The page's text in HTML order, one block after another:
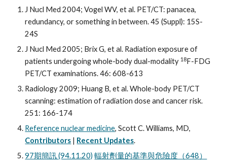
J Nucl Med 2004; Vogel WV, et al. PET/CT: panacea,
redundancy, or something in between. 45 (Suppl): 15S-
24S
J Nucl Med 2005; Brix G, et al. Radiation exposure of
patients undergoing whole-body dual-modality 18F-FDG
PET/CT examinations. 46: 608-613
Radiology 2009; Huang B, et al. Whole-body PET/CT
scanning: estimation of radiation dose and cancer risk.
251: 166-174
Reference nuclear medicine
Contributors | Recent Updates.
97期簡訊 (94.11.20) 輻射劑量的基準與危險度（648）